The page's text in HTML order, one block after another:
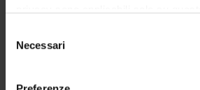
modificare o revocare il proprio
momento dalla Dichiarazione sui
delNecessari